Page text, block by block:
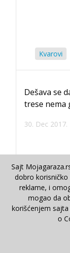
Kvarovi
Dešava se
trese nema
30. Dec 2017.
Deki
30.
i da
Sajt
dobro korisničko
reklame, i
mogao da
korišćenjem sajta
o